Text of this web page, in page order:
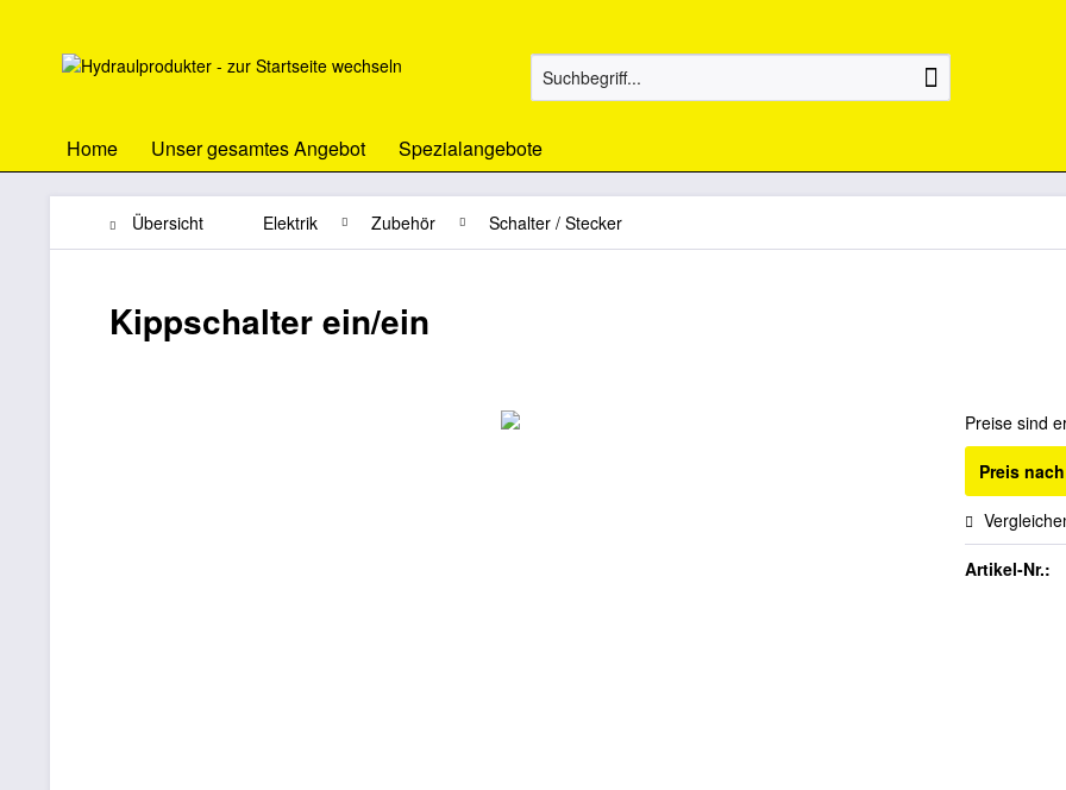
Home Unser gesamtes Angebot Spezialangebote
Übersicht Elektrik Zubehör Schalter / Stecker
Kippschalter ein/ein
Preise sind
Preis
Artikel-Nr.: